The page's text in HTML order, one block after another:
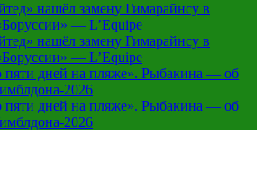
нашёл замену Гимарайнсу в
— L’Equipe
нашёл замену Гимарайнсу в
— L’Equipe
пяти дней на пляже». Рыбакина — об
2026
пяти дней на пляже». Рыбакина — об
2026